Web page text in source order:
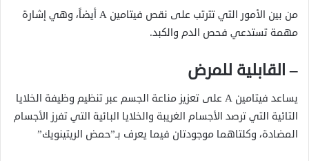
من بين الأمور التي تترتب على نقص فيتامين A أيضاً، وهي إشارة
مهمة تستدعي فحص الدم والكبد.
– القابلية للمرض
يساعد فيتامين A على تعزيز مناعة الجسم عبر تنظيم وظيفة الخلايا
التائية التي ترصد الأجسام الغريبة والخلايا البائية التي تفرز الأجسام
المضادة، وكلتاهما موجودتان فيما يعرف بـ”حمض الريتينويك”